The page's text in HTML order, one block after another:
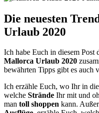
Die neuesten
Urlaub 2020
Ich habe Euch in diesem Post
Mallorca Urlaub 2020
bewährten Tipps gibt es auch
Ich erzähle Euch, wo Ihr in
welche Strände Ihr mit und
man toll shoppen kann.